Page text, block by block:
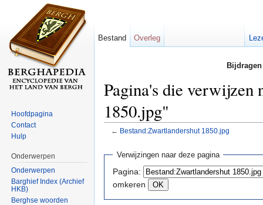
Pagina's die verwijzen
1850.jpg"
← Bestand:Zwartlandershut 1850.jpg
Verwijzingen naar deze pagina
Pagina:
omkeren
Bestand Overleg
Hoofdpagina
Contact
Hulp
Onderwerpen
Onderwerpen
Barghief Index (Archief
HKB)
Berghse woorden